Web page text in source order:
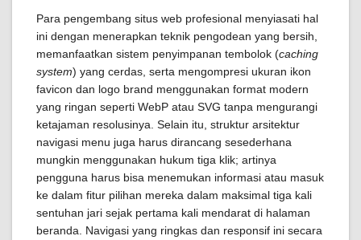
Para pengembang situs web profesional menyiasati hal
ini dengan menerapkan teknik pengodean yang bersih,
memanfaatkan sistem penyimpanan tembolok (caching
system) yang cerdas, serta mengompresi ukuran ikon
favicon dan logo brand menggunakan format modern
yang ringan seperti WebP atau SVG tanpa mengurangi
ketajaman resolusinya. Selain itu, struktur arsitektur
navigasi menu juga harus dirancang sesederhana
mungkin menggunakan hukum tiga klik; artinya
pengguna harus bisa menemukan informasi atau masuk
ke dalam fitur pilihan mereka dalam maksimal tiga kali
sentuhan jari sejak pertama kali mendarat di halaman
beranda. Navigasi yang ringkas dan responsif ini secara